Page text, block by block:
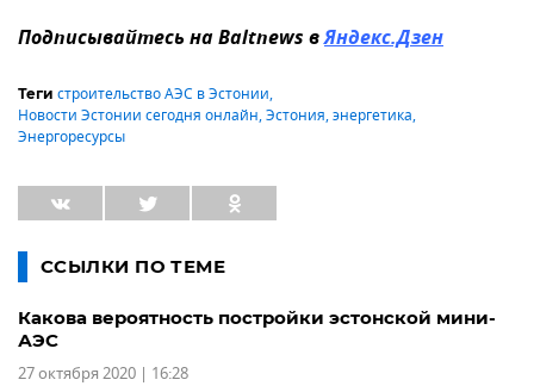
Подписывайтесь на Baltnews вЯндекс.Дзен
Теги строительство АЭС в Эстонии,
Новости Эстонии сегодня онлайн,Эстония,энергетика,
Энергоресурсы
ССЫЛКИ ПО ТЕМЕ
Какова вероятность постройки эстонской мини-
АЭС
27 октября 2020 | 16:28